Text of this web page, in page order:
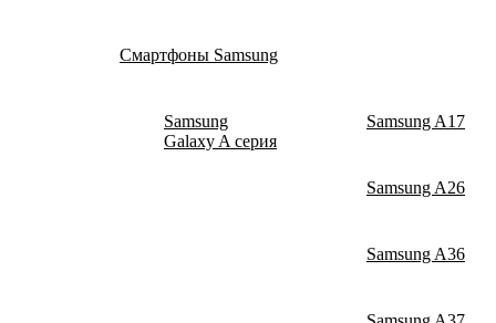
Смартфоны Samsung
Samsung
Galaxy A серия
Samsung A17
Samsung A26
Samsung A36